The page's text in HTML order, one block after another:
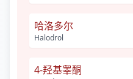
哈洛多尔
Halodrol
4-羟基睾酮